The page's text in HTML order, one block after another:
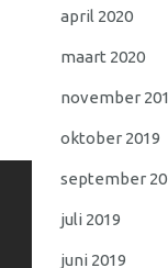
april 2020
maart 2020
november
oktober 2019
september
juli 2019
juni 2019